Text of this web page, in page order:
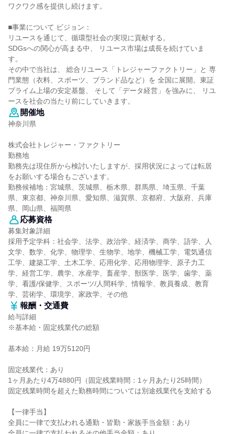
ワクワク感を提供し続けます。
■事業について ビジョン：
リユースを通じて、循環型社会の実現に貢献する。
SDGsへの関心が高まる中、 リユース市場は成長を続けていま
す。
その中で当社は、 総合リユース「トレジャーファクトリー」と 専
門業態（衣料、スポーツ、ブランド品など）を 全国に展開。東証
プライム上場の安定基盤、 そして「データ経営」を強みに、 リユ
ースを社会の当たり前にしていきます。
開催地
神奈川県
株式会社トレジャー・ファクトリー
勤務地
勤務先は現住所から検討いたしますが、採用状況によっては転居
をお願いする場合もございます。
勤務候補地：宮城県、茨城県、栃木県、群馬県、埼玉県、千葉
県、東京都、神奈川県、愛知県、滋賀県、京都府、大阪府、兵庫
県、岡山県、福岡県
応募資格
募集対象詳細
採用予定学科：社会学、法学、政治学、経済学、商学、語学、人
文学、数学、化学、物理学、生物学、地学、機械工学、電気通信
工学、建築工学、土木工学、応用化学、応用物理学、原子力工
学、経営工学、農学、水産学、畜産学、獣医学、医学、歯学、薬
学、看護/保健学、スポーツ/人間科学、情報学、教員養成、教育
学、芸術学、環境学、家政学、その他
報酬・交通費
給与詳細
※基本給・固定残業代の総額
基本給：月給 19万5120円
固定残業代：あり
1ヶ月あたり4万4880円（固定残業時間：1ヶ月あたり25時間）
固定残業時間を超えた勤務時間については別途残業代を支給する
【一律手当】
全員に一律で支払われる通勤・皆勤・家族手当金額：あり